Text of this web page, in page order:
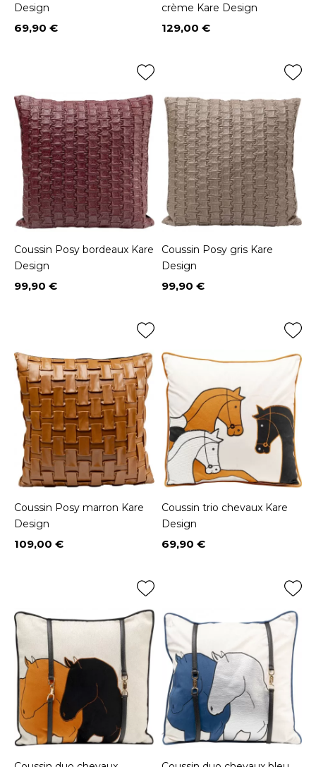
Design
Prix
69,90 €
crème Kare Design
Prix
129,00 €
Coussin Posy bordeaux Kare
Design
Prix
99,90 €
Coussin Posy gris Kare
Design
Prix
99,90 €
Coussin Posy marron Kare
Design
Prix
109,00 €
Coussin trio chevaux Kare
Design
Prix
69,90 €